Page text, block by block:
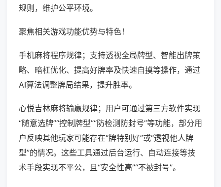
规则，维护公平环境。
聚焦相关游戏功能优势与特色！
手机麻将程序规律；支持透视全局牌型、智能出牌策
略、暗杠优化、提高好牌率及快速自摸等操作，通过
AI算法调整牌局结果，提升胜率。
心悦吉林麻将输赢规律；用户可通过第三方软件实现
“随意选牌”“控制牌型”“防检测防封号”等功能，部分用
户反映其他玩家可能存在“牌特别好”或“透视他人牌
型”的情况。这些工具通过后台运行、自动连接等技
术手段实现不平公，且“安全性高”“不被封号”。